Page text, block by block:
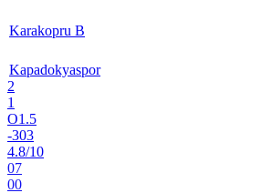
Karakopru B
Kapadokyaspor
2
1
O1.5
-303
4.8/10
07
00